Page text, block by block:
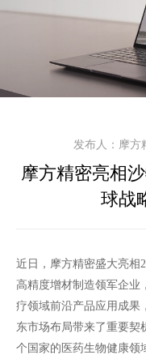
发布人：摩方
摩方精密亮相
球战
近日，摩方精密盛大亮相
高精度增材制造领军企业
疗领域前沿产品应用成果
东市场布局带来了重要契
个国家的医药生物健康领